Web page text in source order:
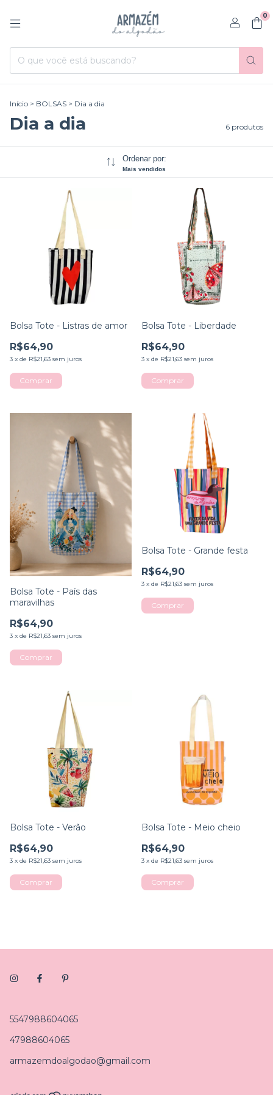
0
Início > BOLSAS > Dia a dia
Dia a dia 6 produtos
Ordenar por:
Mais vendidos
Bolsa Tote - Listras de amor
R$64,90
3 x de R$21,63 sem juros
Bolsa Tote - Liberdade
R$64,90
3 x de R$21,63 sem juros
Bolsa Tote - País das
maravilhas
R$64,90
3 x de R$21,63 sem juros
Bolsa Tote - Grande festa
R$64,90
3 x de R$21,63 sem juros
Bolsa Tote - Verão
R$64,90
3 x de R$21,63 sem juros
Bolsa Tote - Meio cheio
R$64,90
3 x de R$21,63 sem juros
5547988604065
47988604065
armazemdoalgodao@gmail.com